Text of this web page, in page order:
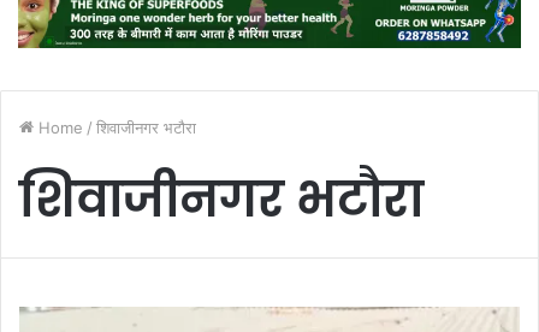
Home / शिवाजीनगर भटौरा
शिवाजीनगर भटौरा